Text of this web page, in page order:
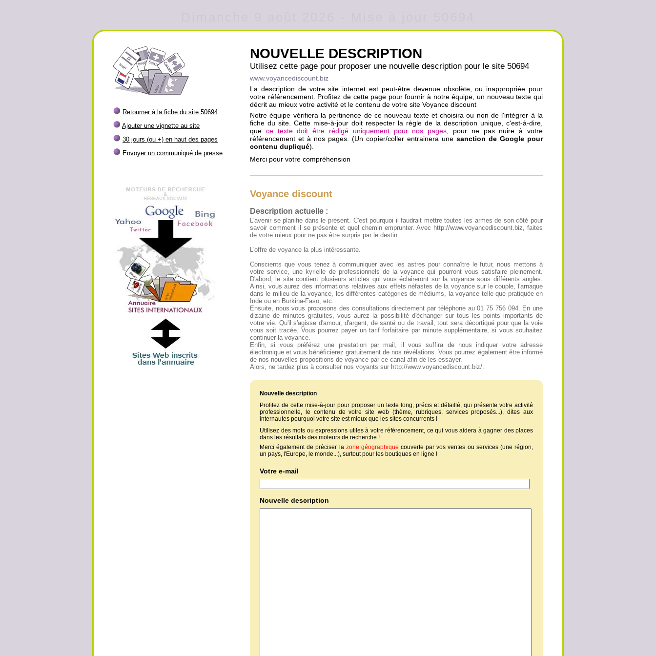
Retourner à la fiche du site 50694
Ajouter une vignette au site
30 jours (ou +) en haut des pages
Envoyer un communiqué de presse
NOUVELLE DESCRIPTION
Utilisez cette page pour proposer une nouvelle description pour le site 50694
www.voyancediscount.biz
La description de votre site internet est peut-être devenue obsolète, ou inappropriée pour
votre référencement. Profitez de cette page pour fournir à notre équipe, un nouveau texte qui
décrit au mieux votre activité et le contenu de votre site Voyance discount
Notre équipe vérifiera la pertinence de ce nouveau texte et choisira ou non de l'intégrer à la
fiche du site. Cette mise-à-jour doit respecter la règle de la description unique, c'est-à-dire,
que ce texte doit être rédigé uniquement pour nos pages , pour ne pas nuire à votre
référencement et à nos pages. (Un copier/coller entrainera une sanction de Google pour
contenu dupliqué).
Merci pour votre compréhension
Voyance discount
Description actuelle :
L'avenir se planifie dans le présent. C'est pourquoi il faudrait mettre toutes les armes de son côté pour
savoir comment il se présente et quel chemin emprunter. Avec http://www.voyancediscount.biz, faites
de votre mieux pour ne pas être surpris par le destin.
L'offre de voyance la plus intéressante.
Conscients que vous tenez à communiquer avec les astres pour connaître le futur, nous mettons à
votre service, une kyrielle de professionnels de la voyance qui pourront vous satisfaire pleinement.
D'abord, le site contient plusieurs articles qui vous éclaireront sur la voyance sous différents angles.
Ainsi, vous aurez des informations relatives aux effets néfastes de la voyance sur le couple, l'arnaque
dans le milieu de la voyance, les différentes catégories de médiums, la voyance telle que pratiquée en
Inde ou en Burkina-Faso, etc.
Ensuite, nous vous proposons des consultations directement par téléphone au 01 75 756 094. En une
dizaine de minutes gratuites, vous aurez la possibilité d'échanger sur tous les points importants de
votre vie. Qu'il s'agisse d'amour, d'argent, de santé ou de travail, tout sera décortiqué pour que la voie
vous soit tracée. Vous pourrez payer un tarif forfaitaire par minute supplémentaire, si vous souhaitez
continuer la voyance.
Enfin, si vous préférez une prestation par mail, il vous suffira de nous indiquer votre adresse
électronique et vous bénéficierez gratuitement de nos révélations. Vous pourrez également être informé
de nos nouvelles propositions de voyance par ce canal afin de les essayer.
Alors, ne tardez plus à consulter nos voyants sur http://www.voyancediscount.biz/.
Nouvelle description
Profitez de cette mise-à-jour pour proposer un texte long, précis et détaillé, qui présente votre activité
professionnelle, le contenu de votre site web (thème, rubriques, services proposés...), dites aux
internautes pourquoi votre site est mieux que les sites concurrents !
Utilisez des mots ou expressions utiles à votre référencement, ce qui vous aidera à gagner des places
dans les résultats des moteurs de recherche !
Merci également de préciser la zone géographique couverte par vos ventes ou services (une région,
un pays, l'Europe, le monde...), surtout pour les boutiques en ligne !
Votre e-mail
Nouvelle description